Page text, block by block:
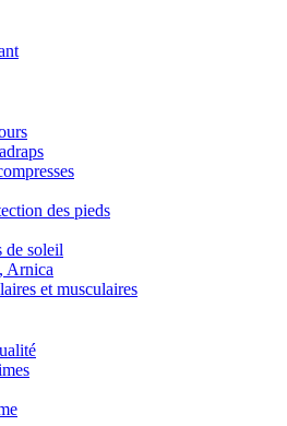
des pieds
de soleil
Arnica
et musculaires